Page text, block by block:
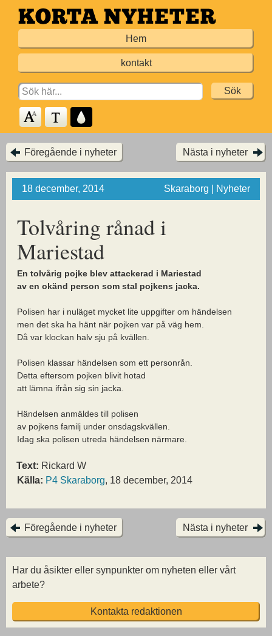
Hoppa
till
Hem
kontakt
Search
for:
Föregående i nyheter Nästa i nyheter
18 december, 2014 Skaraborg | Nyheter
Tolvåring rånad i
Mariestad
En tolvårig pojke blev attackerad i Mariestad
av en okänd person som stal pojkens jacka.
Polisen har i nuläget mycket lite uppgifter om händelsen
men det ska ha hänt när pojken var på väg hem.
Då var klockan halv sju på kvällen.
Polisen klassar händelsen som ett personrån.
Detta eftersom pojken blivit hotad
att lämna ifrån sig sin jacka.
Händelsen anmäldes till polisen
av pojkens familj under onsdagskvällen.
Idag ska polisen utreda händelsen närmare.
Text: Rickard W
Källa: P4 Skaraborg, 18 december, 2014
Föregående i nyheter Nästa i nyheter
Har du åsikter eller synpunkter om nyheten eller vårt
arbete?
Kontakta redaktionen